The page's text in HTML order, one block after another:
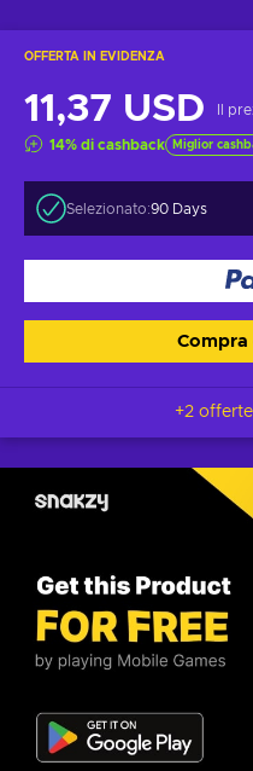
OFFERTA IN EVIDENZA
11,37 USD Il
14% di cashback Miglior
Selezionato:90 Days
Compra
+2